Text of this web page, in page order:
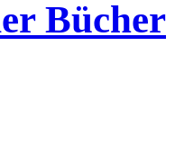
Bücher